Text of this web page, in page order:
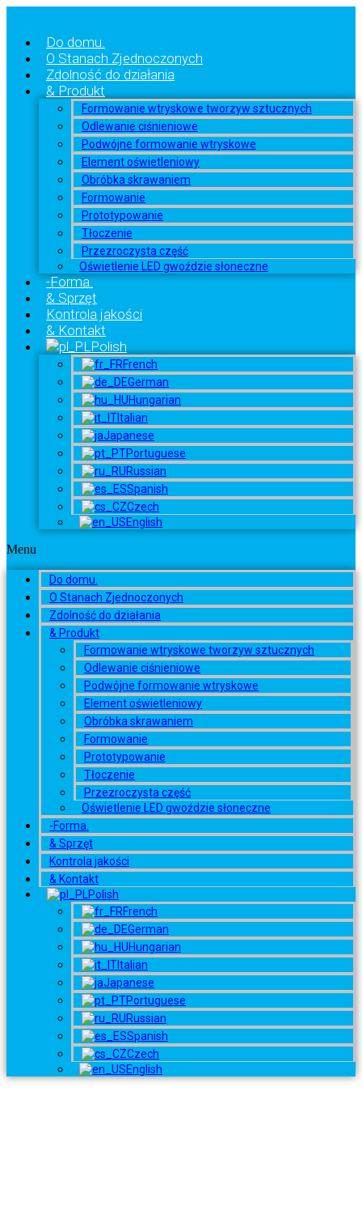
Do domu.
O Stanach Zjednoczonych
Zdolność do działania
& Produkt
Formowanie wtryskowe tworzyw sztucznych
Odlewanie ciśnieniowe
Podwójne formowanie wtryskowe
Element oświetleniowy
Obróbka skrawaniem
Formowanie
Prototypowanie
Tłoczenie
Przezroczysta część
Oświetlenie LED gwoździe słoneczne
-Forma.
& Sprzęt
Kontrola jakości
& Kontakt
Polish
French
German
Hungarian
Italian
Japanese
Portuguese
Russian
Spanish
Czech
English
Menu
Do domu.
O Stanach Zjednoczonych
Zdolność do działania
& Produkt
Formowanie wtryskowe tworzyw sztucznych
Odlewanie ciśnieniowe
Podwójne formowanie wtryskowe
Element oświetleniowy
Obróbka skrawaniem
Formowanie
Prototypowanie
Tłoczenie
Przezroczysta część
Oświetlenie LED gwoździe słoneczne
-Forma.
& Sprzęt
Kontrola jakości
& Kontakt
Polish
French
German
Hungarian
Italian
Japanese
Portuguese
Russian
Spanish
Czech
English